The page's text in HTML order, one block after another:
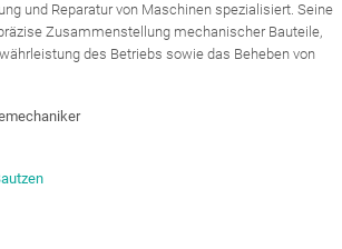
und Reparatur von Maschinen spezialisiert. Seine
Zusammenstellung mechanischer Bauteile,
des Betriebs sowie das Beheben von